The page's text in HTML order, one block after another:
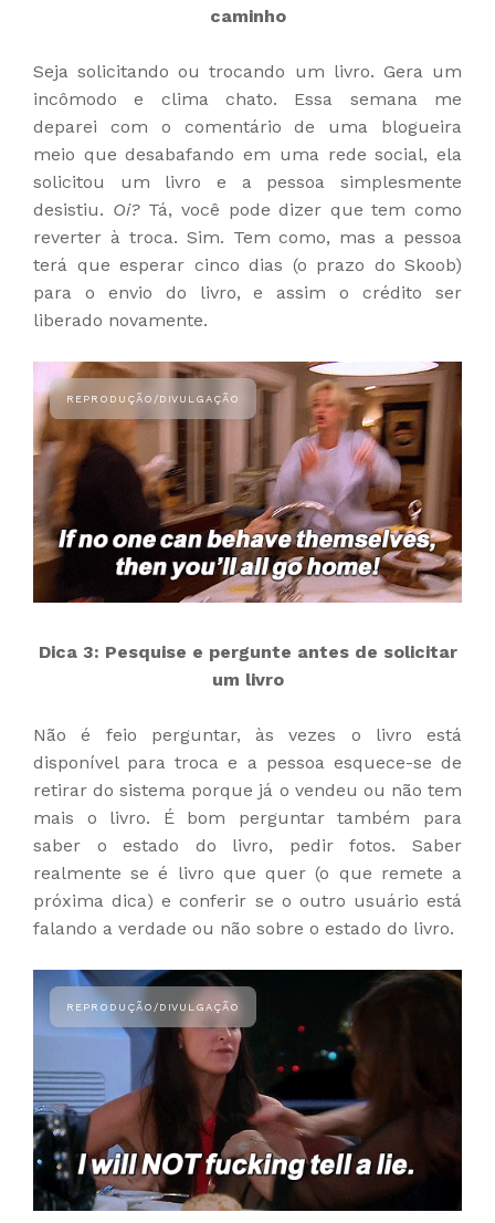
caminho
Seja solicitando ou trocando um livro. Gera um
incômodo e clima chato. Essa semana me
deparei com o comentário de uma blogueira
meio que desabafando em uma rede social, ela
solicitou um livro e a pessoa simplesmente
desistiu. Oi? Tá, você pode dizer que tem como
reverter à troca. Sim. Tem como, mas a pessoa
terá que esperar cinco dias (o prazo do Skoob)
para o envio do livro, e assim o crédito ser
liberado novamente.
Dica 3: Pesquise e pergunte antes de solicitar
um livro
Não é feio perguntar, às vezes o livro está
disponível para troca e a pessoa esquece-se de
retirar do sistema porque já o vendeu ou não tem
mais o livro. É bom perguntar também para
saber o estado do livro, pedir fotos. Saber
realmente se é livro que quer (o que remete a
próxima dica) e conferir se o outro usuário está
falando a verdade ou não sobre o estado do livro.